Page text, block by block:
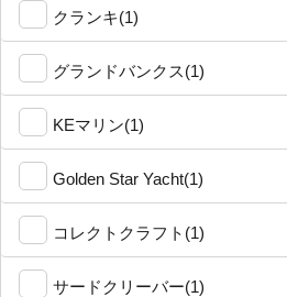
クランキ(1)
グランドバンクス(1)
KEマリン(1)
Golden Star Yacht(1)
コレクトクラフト(1)
サードクリーバー(1)